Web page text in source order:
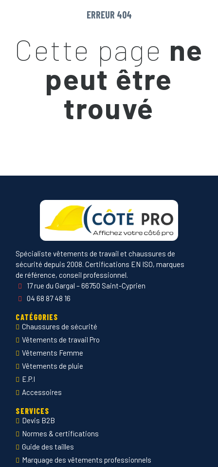
ERREUR 404
Cette page ne
peut être
trouvé
Spécialiste vêtements de travail et chaussures de
sécurité depuis 2008. Certifications EN ISO, marques
de référence, conseil professionnel.
17 rue du Gargal – 66750 Saint-Cyprien
04 68 87 48 16
CATÉGORIES
Chaussures de sécurité
Vêtements de travail Pro
Vêtements Femme
Vêtements de pluie
E.P.I
Accessoires
SERVICES
Devis B2B
Normes & certifications
Guide des tailles
Marquage des vêtements professionnels